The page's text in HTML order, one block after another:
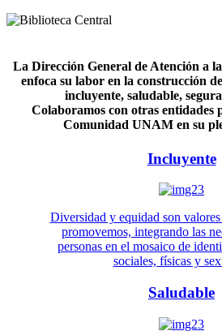
La Dirección General de Atención a
enfoca su labor en la construcción
incluyente, saludable,
Colaboramos con otras entidades
Comunidad UNAM en su
Incluyente
Diversidad y equidad son
promovemos, integrando las
personas en el mosaico de
sociales, físicas y
Saludable